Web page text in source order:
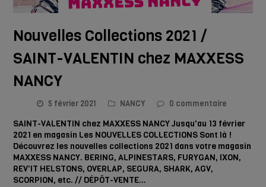
Nouvelles Collections 2021 /
SAINT-VALENTIN chez MAXXESS
NANCY
5 février 2021 NANCY 0 commentaire
SAINT-VALENTIN chez MAXXESS NANCY Jusqu'au 13 février
2021 en magasin Les NOUVELLES COLLECTIONS Sont là !
Découvrez les nouvelles collections 2021 dans votre magasin
MAXXESS NANCY. BERING, ALPINESTARS, FURYGAN, IXON,
REV'IT HELSTONS, OVERLAP, SEGURA, SHARK, AGV,
SCORPION, etc. // DÉPÔT-VENTE…